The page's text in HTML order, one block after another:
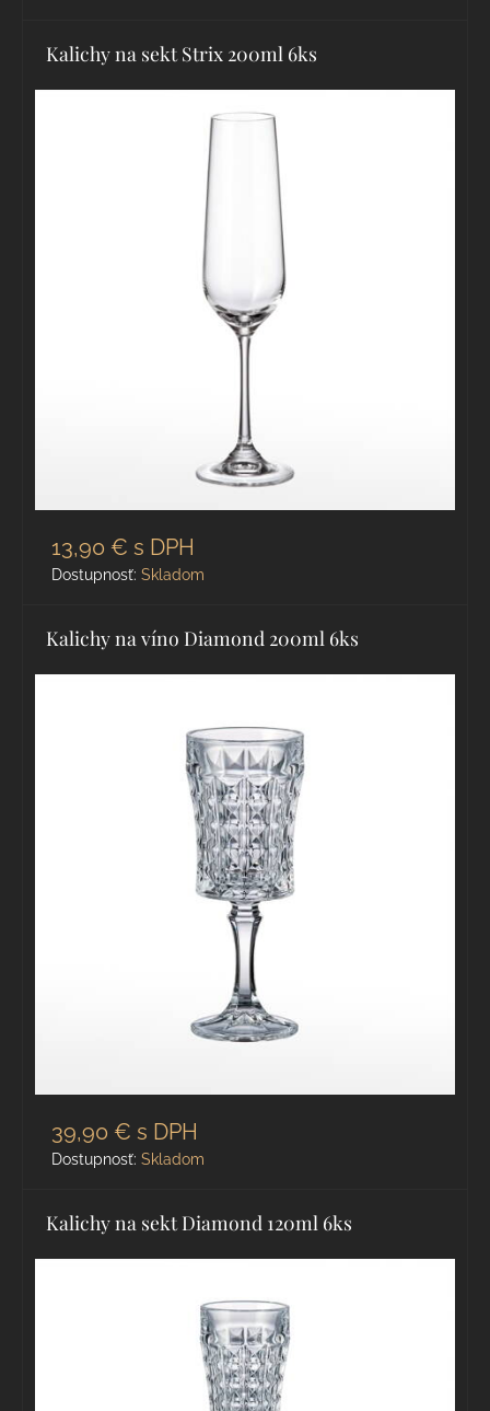
Kalichy na sekt Strix 200ml 6ks
13,90 € s DPH
Dostupnosť: Skladom
Kalichy na víno Diamond 200ml 6ks
39,90 € s DPH
Dostupnosť: Skladom
Kalichy na sekt Diamond 120ml 6ks